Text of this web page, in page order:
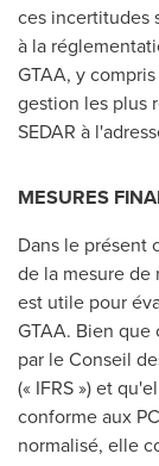
ces incertitudes
à la
GTAA, y
gestion les plus
SEDAR à
MESURES
Dans le présent
de la mesure
est utile pour
GTAA. Bien
par le Conseil
(« IFRS ») et
conforme aux
normalisé, elle